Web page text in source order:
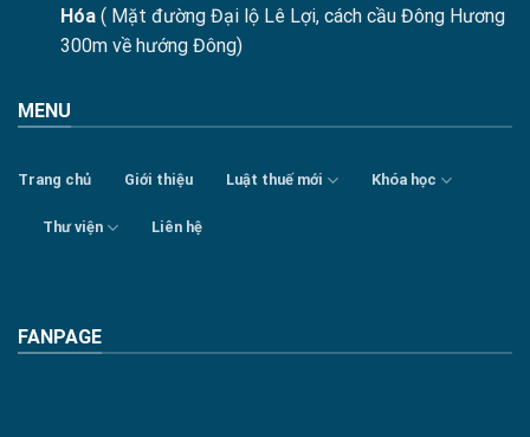
Hóa ( Mặt đường Đại lộ Lê Lợi, cách cầu Đông Hương
300m về hướng Đông)
MENU
Trang chủ Giới thiệu Luật thuế mới Khóa học
Thư viện Liên hệ
FANPAGE